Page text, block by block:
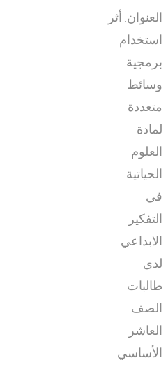
العنوان: أثر
استخدام
برمجية
وسائط
متعددة
لمادة
العلوم
الحياتية
في
التفكير
الابداعي
لدى
طالبات
الصف
العاشر
الأساسي